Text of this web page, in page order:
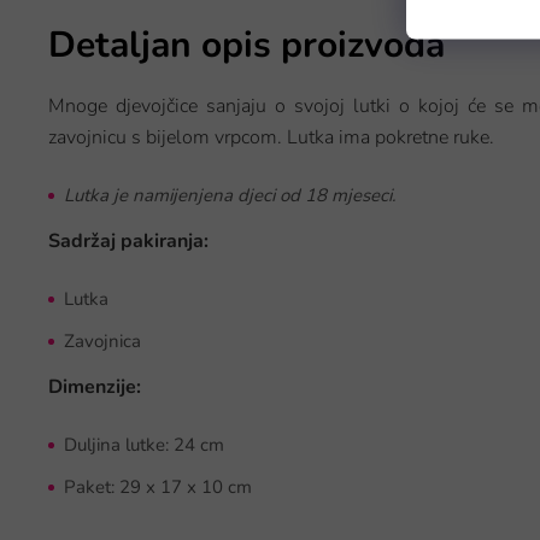
Detaljan opis proizvoda
Mnoge djevojčice sanjaju o svojoj lutki o kojoj će se
zavojnicu s bijelom vrpcom. Lutka ima pokretne ruke.
Lutka je namijenjena djeci od 18 mjeseci.
Sadržaj pakiranja:
Lutka
Zavojnica
Dimenzije:
Duljina lutke: 24 cm
Paket: 29 x 17 x 10 cm